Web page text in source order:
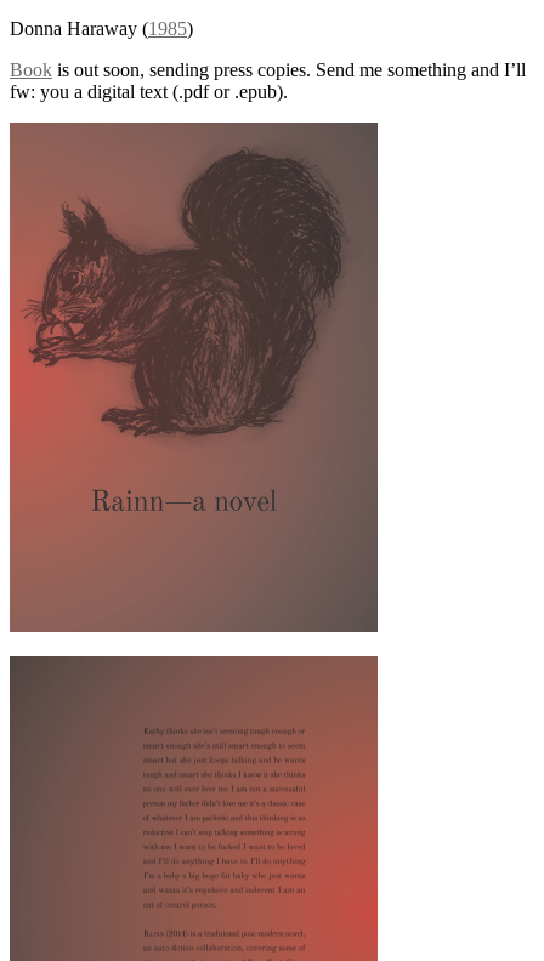
Donna Haraway (1985)
Book is out soon, sending press copies. Send me something and I’ll
fw: you a digital text (.pdf or .epub).